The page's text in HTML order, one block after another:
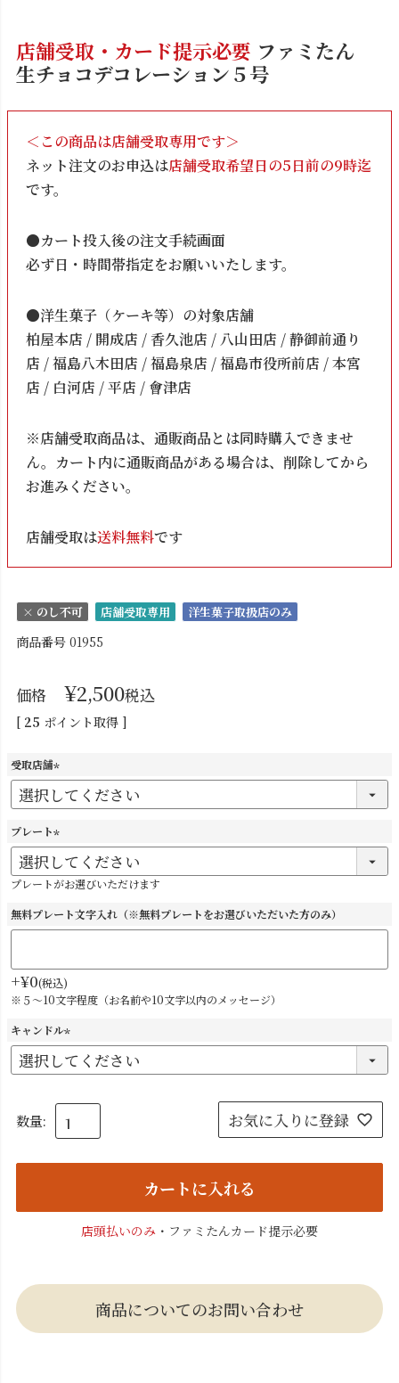
店舗受取・カード提示必要 ファミたん
生チョコデコレーション５号
＜この商品は店舗受取専用です＞
ネット注文のお申込は店舗受取希望日の5日前の9時迄
です。
●カート投入後の注文手続画面
必ず日・時間帯指定をお願いいたします。
●洋生菓子（ケーキ等）の対象店舗
柏屋本店 / 開成店 / 香久池店 / 八山田店 / 静御前通り
店 / 福島八木田店 / 福島泉店 / 福島市役所前店 / 本宮
店 / 白河店 / 平店 / 會津店
※店舗受取商品は、通販商品とは同時購入できませ
ん。カート内に通販商品がある場合は、削除してから
お進みください。
店舗受取は送料無料です
× のし不可 店舗受取専用 洋生菓子取扱店のみ
商品番号 01955
価格 ¥2,500税込
[ 25 ポイント取得 ]
受取店舗
(
必
)
プレート
(
必
須
プレートがお選びいただけます
無料プレート文字入れ（※無料プレートをお選びいただいた方のみ）
+¥0 税込
※５～10文字程度（お名前や10文字以内のメッセージ）
キャンドル
(
必
お気に入りに登録
カートに入れる
店頭払いのみ ・ファミたんカード提示必要
商品についてのお問い合わせ